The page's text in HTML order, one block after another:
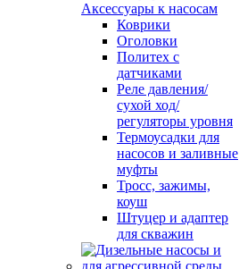
Аксессуары к насосам
Коврики
Оголовки
Политех с
датчиками
Реле давления/
сухой ход/
регуляторы уровня
Термоусадки для
насосов и заливные
муфты
Тросс, зажимы,
коуш
Штуцер и адаптер
для скважин